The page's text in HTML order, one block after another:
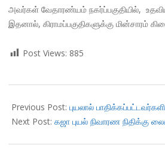
அவர்கள் வேதாரண்யம் நகர்ப்பகுதியில்,
இதனால், கிராமப்பகுதிகளுக்கு மின்சாரம்
Post Views: 885
11-
20
Previous Post: புயலால்
Next Post: கஜா புயல் நிவாரண நிதிக்கு